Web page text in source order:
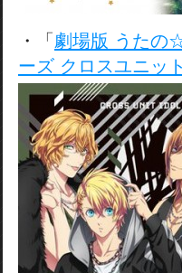
・「 劇場版 うたの
ーズ クロスユニッ